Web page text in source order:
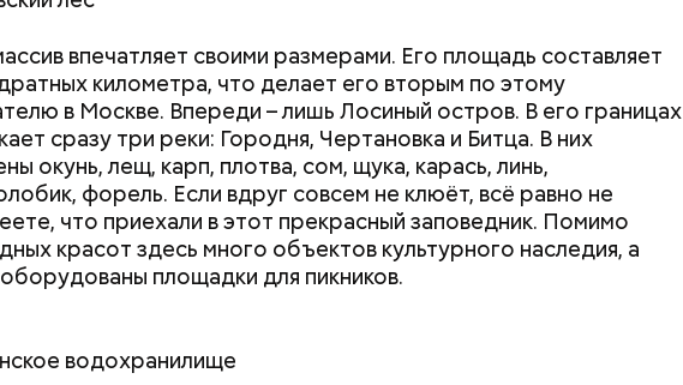
впечатляет своими размерами. Его площадь составляет
километра, что делает его вторым по этому
в Москве. Впереди – лишь Лосиный остров. В его границах
сразу три реки: Городня, Чертановка и Битца. В них
окунь, лещ, карп, плотва, сом, щука, карась, линь,
форель. Если вдруг совсем не клюёт, всё равно не
что приехали в этот прекрасный заповедник. Помимо
красот здесь много объектов культурного наследия, а
площадки для пикников.
водохранилище